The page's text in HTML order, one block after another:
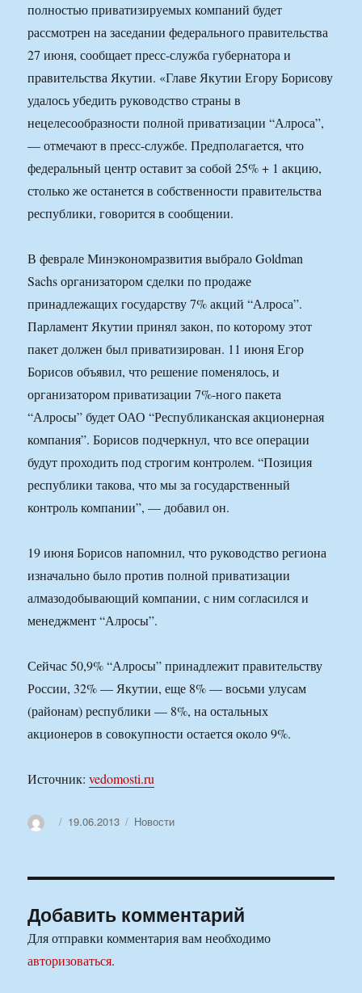
полностью приватизируемых компаний будет
рассмотрен на заседании федерального правительства
27 июня, сообщает пресс-служба губернатора и
правительства Якутии. «Главе Якутии Егору Борисову
удалось убедить руководство страны в
нецелесообразности полной приватизации “Алроса”,
— отмечают в пресс-службе. Предполагается, что
федеральный центр оставит за собой 25% + 1 акцию,
столько же останется в собственности правительства
республики, говорится в сообщении.
В феврале Минэкономразвития выбрало Goldman
Sachs организатором сделки по продаже
принадлежащих государству 7% акций “Алроса”.
Парламент Якутии принял закон, по которому этот
пакет должен был приватизирован. 11 июня Егор
Борисов объявил, что решение поменялось, и
организатором приватизации 7%-ного пакета
“Алросы” будет ОАО “Республиканская акционерная
компания”. Борисов подчеркнул, что все операции
будут проходить под строгим контролем. “Позиция
республики такова, что мы за государственный
контроль компании”, — добавил он.
19 июня Борисов напомнил, что руководство региона
изначально было против полной приватизации
алмазодобывающий компании, с ним согласился и
менеджмент “Алросы”.
Сейчас 50,9% “Алросы” принадлежит правительству
России, 32% — Якутии, еще 8% — восьми улусам
(районам) республики — 8%, на остальных
акционеров в совокупности остается около 9%.
Источник:vedomosti.ru
АвторОпубликовано
19.06.2013 Рубрики
Новости
Добавить комментарий
Для отправки комментария вам необходимо
авторизоваться.